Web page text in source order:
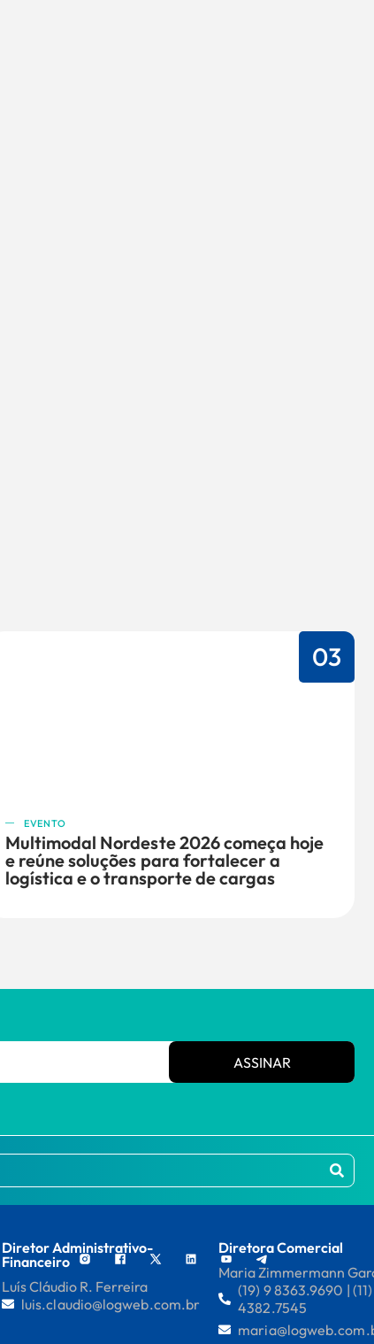
03
EVENTO
Multimodal Nordeste 2026 começa hoje
e reúne soluções para fortalecer a
logística e o transporte de cargas
ASSINAR
Diretor Administrativo-
Financeiro
Luís Cláudio R. Ferreira
luis.claudio@logweb.com.br
Diretora Comercial
Maria Zimmermann
(19) 9 8363.9690 |
4382.7545